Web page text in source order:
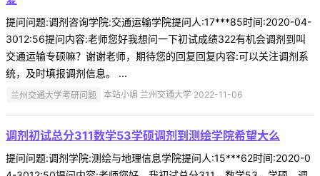
提问问题:调剂咨询学院:交通运输学院提问人:17***85时间:2020-04-
3012:56提问内容:老师您好我想问一下初试成绩322有机会调剂到叫
交通运输专硕嘛？谢谢老师，期待您的回复回复内容:可以关注调剂系
统，及时填报调剂信息。 ...
兰州交通大学考研问题 本站小编 兰州交通大学 2022-11-06
调剂初试总分311数学53学硕调剂到测绘学院希望大么
提问问题:调剂学院:测绘与地理信息学院提问人:15***62时间:2020-0